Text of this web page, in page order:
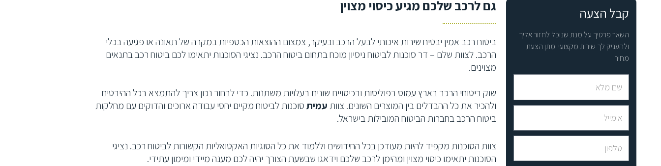
קבל הצעה
השאר פרטיך על מנת שנוכל לחזור אליך
ולהעניק לך שירות מקצועי ומתן הצעת
מחיר
גם לרכב שלכם מגיע כיסוי מצוין
ביטוח רכב אמין יבטיח שירות איכותי לבעל הרכב ובעיקר, צמצום ההוצאות הכספיות במקרה של תאונה או פגיעה בכלי
הרכב. לצוות שלם – דר סוכנות לביטוח ניסיון מוכח בתחום ביטוח הרכב. נציגי הסוכנות יתאימו לכם ביטוח רכב בתנאים
מצוינים.
שוק ביטוחי הרכב בארץ עמוס בפוליסות ובכיסויים שונים בעלויות משתנות. כדי לבחור נכון צריך להתמצא בכל ההיבטים
ולהכיר את כל ההבדלים בין המוצרים השונים. צוותעמיתסוכנות לביטוח מקיים יחסי עבודה ארוכים והדוקים עם מחלקות
ביטוח הרכב בחברות הביטוח המובילות בישראל.
צוות הסוכנות מקפיד להיות מעודכן בכל החידושים וללמוד את כל הסוגיות האקטואליות הקשורות לביטוח רכב. נציגי
הסוכנות יתאימו כיסוי מצוין ומהימן לרכב שלכם וידאגו שבשעת הצורך יהיה לכם מענה מיידי ומימון עתידי.